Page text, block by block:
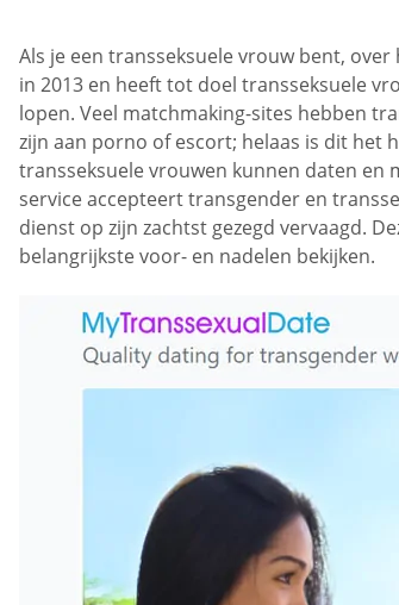
Als je een transseksuele vrouw bent,
in 2013 en heeft tot doel transseksuele
lopen. Veel matchmaking-sites hebben
zijn aan porno of escort; helaas is dit het
transseksuele vrouwen kunnen daten en
service accepteert transgender en
dienst op zijn zachtst gezegd vervaagd.
belangrijkste voor- en nadelen bekijken.